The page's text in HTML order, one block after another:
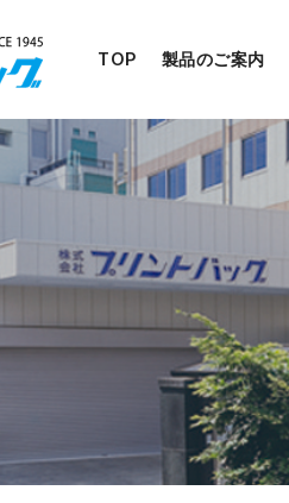
TOP 製品のご案内